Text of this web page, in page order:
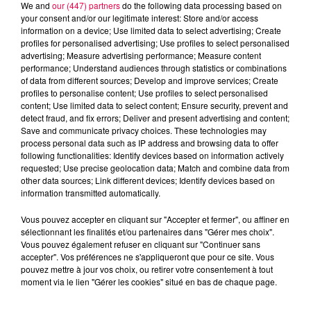
Malcolm McLean. À la base, ce
gars gère une station-service,
mais comme tout bon
entrepreneur, il a une obsession :
réduire les coûts. Plutôt que de
payer un transporteur, il décide de
se faire livrer son essence lui-
même. Et là, bingo : il se rend
compte qu’il y a un vrai problème
avec le transport de
marchandises.
c’est un cauchemar. Il faut une
centaine d’hommes et cinq jours
pour vider un cargo ! McLean, lui,
a une idée simple et géniale :
We and our (447) partnersdo the following data processing based on
your consent and/or our legitimate interest: Store and/or access
information on a device; Use limited data to select advertising; Create
profiles for personalised advertising; Use profiles to select personalised
advertising; Measure advertising performance; Measure content
performance; Understand audiences through statistics or combinations
of data from different sources; Develop and improve services; Create
profiles to personalise content; Use profiles to select personalised
content; Use limited data to select content; Ensure security, prevent and
detect fraud, and fix errors; Deliver and present advertising and content;
Save and communicate privacy choices. These technologies may
process personal data such as IP address and browsing data to offer
following functionalities: Identify devices based on information actively
requested; Use precise geolocation data; Match and combine data from
other data sources; Link different devices; Identify devices based on
information transmitted automatically.
Vous pouvez accepter en cliquant sur "Accepter et fermer", ou affiner en
sélectionnant les finalités et/ou partenaires dans "Gérer mes choix".
Vous pouvez également refuser en cliquant sur "Continuer sans
accepter". Vos préférences ne s'appliqueront que pour ce site. Vous
pouvez mettre à jour vos choix, ou retirer votre consentement à tout
moment via le lien "Gérer les cookies" situé en bas de chaque page.